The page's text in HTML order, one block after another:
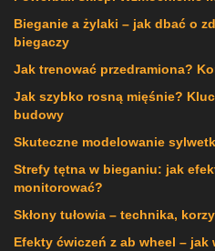
Bieganie a żylaki – jak dbać o
biegaczy
Jak trenować przedramiona?
Jak szybko rosną mięśnie?
budowy
Skuteczne modelowanie
Strefy tętna w bieganiu: jak
monitorować?
Skłony tułowia – technika,
Efekty ćwiczeń z ab wheel – jak